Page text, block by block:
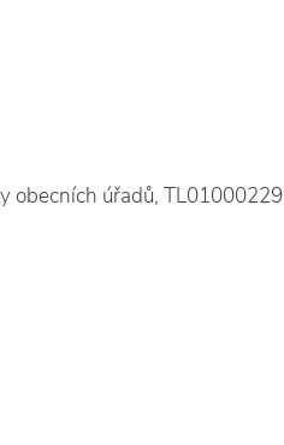
obecních úřadů, TL01000229